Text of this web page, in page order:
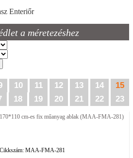
Enteriőr
a méretezéshez
10 11 12 13 14
15
18 19 20 21 22 23
170*110 cm-es fix műanyag ablak (MAA-FMA-281)
Cikkszám: MAA-FMA-281